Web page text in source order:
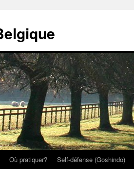
Où pratiquer? Self-défense (Goshindo)